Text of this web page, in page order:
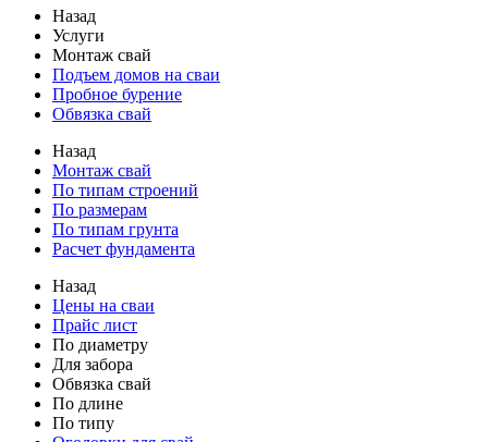
Назад
Услуги
Монтаж свай
Подъем домов на сваи
Пробное бурение
Обвязка свай
Назад
Монтаж свай
По типам строений
По размерам
По типам грунта
Расчет фундамента
Назад
Цены на сваи
Прайс лист
По диаметру
Для забора
Обвязка свай
По длине
По типу